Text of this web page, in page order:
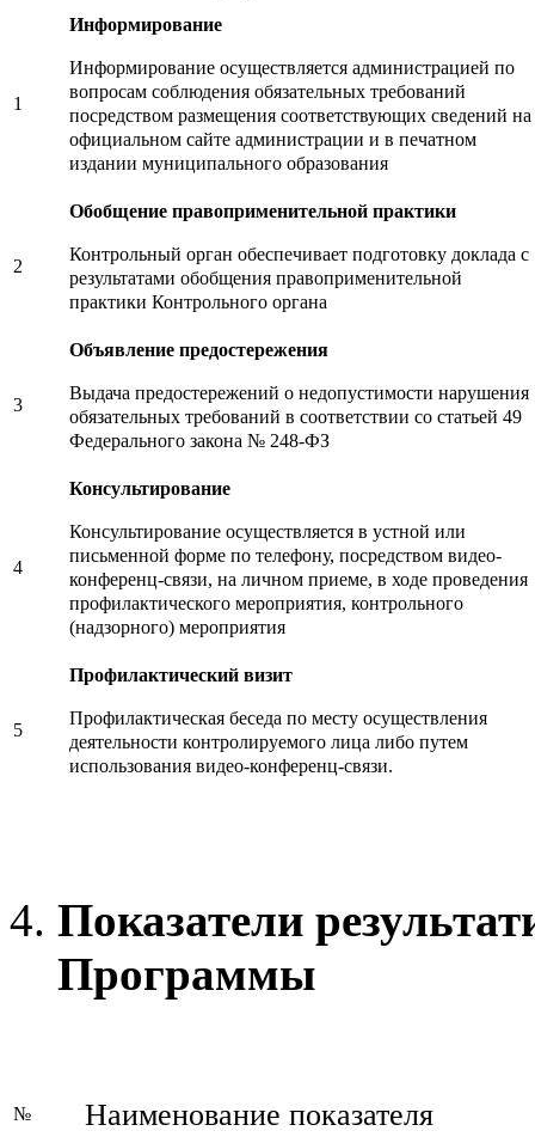
1
Информирование
Информирование осуществляется администрацией по
вопросам соблюдения обязательных требований
посредством размещения соответствующих сведений на
официальном сайте администрации и в печатном
издании муниципального образования
2
Обобщение правоприменительной практики
Контрольный орган обеспечивает подготовку доклада с
результатами обобщения правоприменительной
практики Контрольного органа
3
Объявление предостережения
Выдача предостережений о недопустимости нарушения
обязательных требований в соответствии со статьей 49
Федерального закона № 248-ФЗ
4
Консультирование
Консультирование осуществляется в устной или
письменной форме по телефону, посредством видео-
конференц-связи, на личном приеме, в ходе проведения
профилактического мероприятия, контрольного
(надзорного) мероприятия
5
Профилактический визит
Профилактическая беседа по месту осуществления
деятельности контролируемого лица либо путем
использования видео-конференц-связи.
Показатели
Программы
№ Наименование показателя